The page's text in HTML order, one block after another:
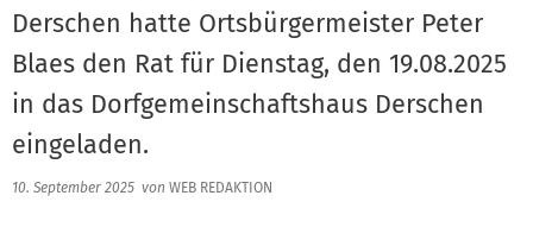
Derschen hatte Ortsbürgermeister Peter
Blaes den Rat für Dienstag, den 19.08.2025
in das Dorfgemeinschaftshaus Derschen
eingeladen.
10. September 2025 von WEB REDAKTION